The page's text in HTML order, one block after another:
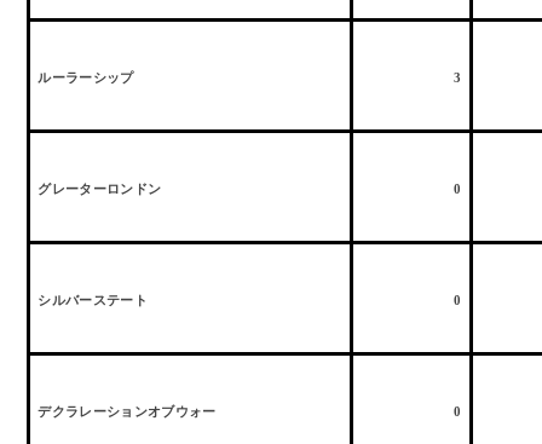
ルーラーシップ 3
グレーターロンドン 0
シルバーステート 0
デクラレーションオブウォー 0